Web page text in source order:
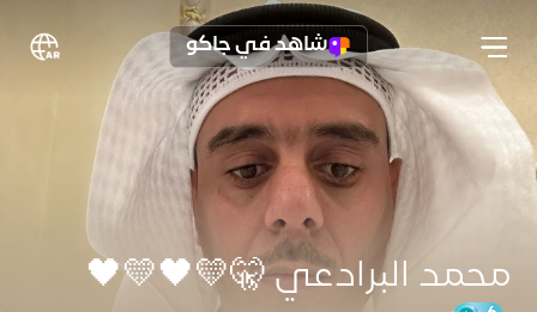
شاهد في جاكو
محمد البرادعي 🤫💛🖤💛🖤